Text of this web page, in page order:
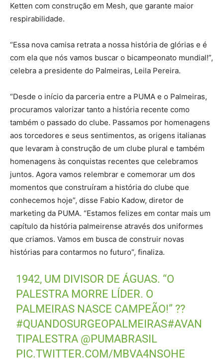
Ketten com construção em Mesh, que garante maior
respirabilidade.
“Essa nova camisa retrata a nossa história de glórias e é
com ela que nós vamos buscar o bicampeonato mundial!”,
celebra a presidente do Palmeiras, Leila Pereira.
“Desde o início da parceria entre a PUMA e o Palmeiras,
procuramos valorizar tanto a história recente como
também o passado do clube. Passamos por homenagens
aos torcedores e seus sentimentos, as origens italianas
que levaram à construção de um clube plural e também
homenagens às conquistas recentes que celebramos
juntos. Agora vamos relembrar e comemorar um dos
momentos que construíram a história do clube que
conhecemos hoje”, disse Fabio Kadow, diretor de
marketing da PUMA. “Estamos felizes em contar mais um
capítulo da história palmeirense através dos uniformes
que criamos. Vamos em busca de construir novas
histórias para contarmos no futuro”, finaliza.
1942, UM DIVISOR DE ÁGUAS. “O
PALESTRA MORRE LÍDER. O
PALMEIRAS NASCE CAMPEÃO!” ??
#QUANDOSURGEOPALMEIRAS#AVAN
TIPALESTRA @PUMABRASIL
PIC.TWITTER.COM/MBVA4NSOHE